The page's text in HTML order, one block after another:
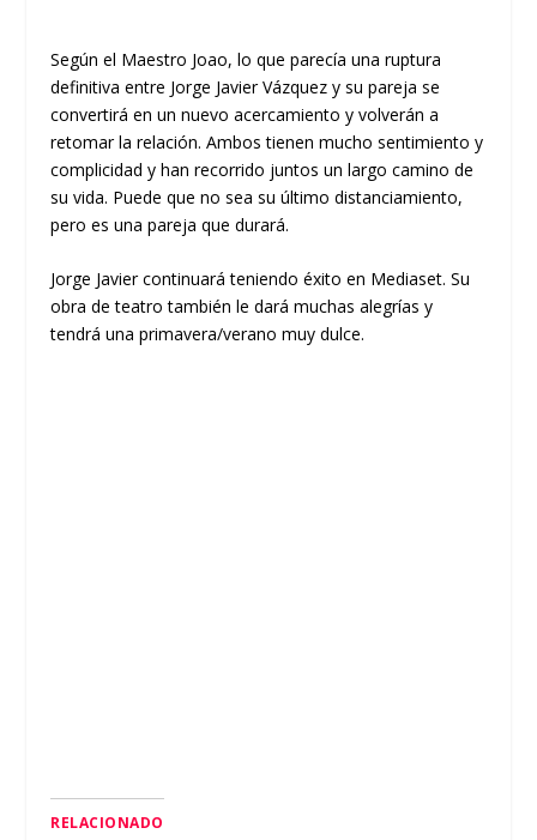
Según el Maestro Joao, lo que parecía una ruptura
definitiva entre Jorge Javier Vázquez y su pareja se
convertirá en un nuevo acercamiento y volverán a
retomar la relación. Ambos tienen mucho sentimiento y
complicidad y han recorrido juntos un largo camino de
su vida. Puede que no sea su último distanciamiento,
pero es una pareja que durará.
Jorge Javier continuará teniendo éxito en Mediaset. Su
obra de teatro también le dará muchas alegrías y
tendrá una primavera/verano muy dulce.
RELACIONADO